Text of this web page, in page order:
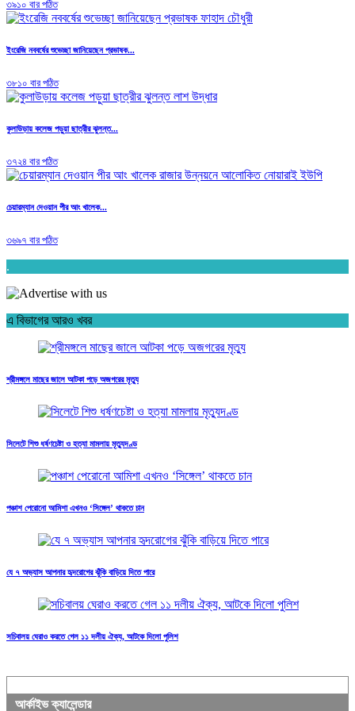
৩৯১০ বার পঠিত
ইংরেজি নববর্ষের শুভেচ্ছা জানিয়েছেন প্রভাষক...
৩৮১০ বার পঠিত
কুলাউড়ায় কলেজ পড়ুয়া ছাত্রীর ঝুলন্ত...
৩৭২৪ বার পঠিত
চেয়ারম্যান দেওয়ান পীর আং খালেক...
৩৬৯৭ বার পঠিত
.
এ বিভাগের আরও খবর
শ্রীমঙ্গলে মাছের জালে আটকা পড়ে অজগরের মৃত্যু
সিলেটে শিশু ধর্ষণচেষ্টা ও হত্যা মামলায় মৃত্যুদণ্ড
পঞ্চাশ পেরোনো আমিশা এখনও ‘সিঙ্গেল’ থাকতে চান
যে ৭ অভ্যাস আপনার হৃদরোগের ঝুঁকি বাড়িয়ে দিতে পারে
সচিবালয় ঘেরাও করতে গেল ১১ দলীয় ঐক্য, আটকে দিলো পুলিশ
আর্কাইভ ক্যালেন্ডার